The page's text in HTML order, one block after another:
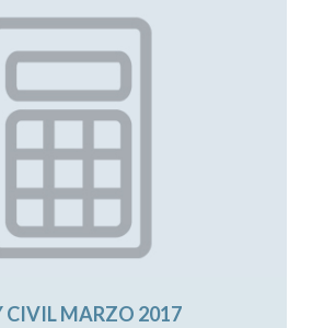
CIVIL MARZO 2017